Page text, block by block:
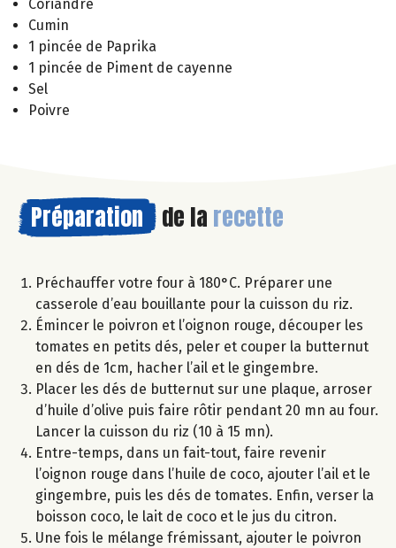
Coriandre
Cumin
1 pincée de Paprika
1 pincée de Piment de cayenne
Sel
Poivre
Préparation de la recette
Préchauffer votre four à 180°C. Préparer une
casserole d’eau bouillante pour la cuisson du riz.
Émincer le poivron et l’oignon rouge, découper les
tomates en petits dés, peler et couper la butternut
en dés de 1cm, hacher l’ail et le gingembre.
Placer les dés de butternut sur une plaque, arroser
d’huile d’olive puis faire rôtir pendant 20 mn au four.
Lancer la cuisson du riz (10 à 15 mn).
Entre-temps, dans un fait-tout, faire revenir
l’oignon rouge dans l’huile de coco, ajouter l’ail et le
gingembre, puis les dés de tomates. Enfin, verser la
boisson coco, le lait de coco et le jus du citron.
Une fois le mélange frémissant, ajouter le poivron